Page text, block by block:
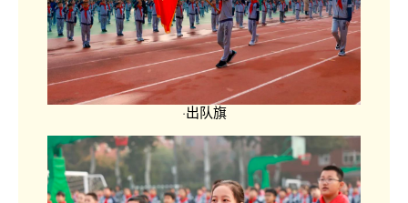
·出队旗